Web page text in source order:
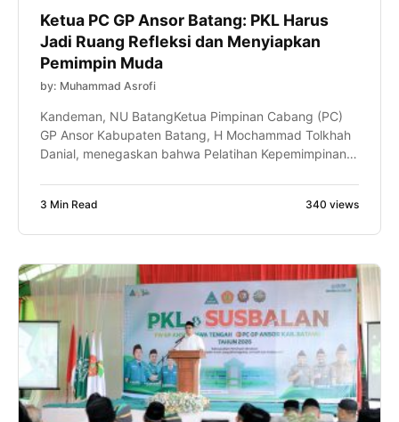
Ketua PC GP Ansor Batang: PKL Harus
Jadi Ruang Refleksi dan Menyiapkan
Pemimpin Muda
by: Muhammad Asrofi
Kandeman, NU BatangKetua Pimpinan Cabang (PC)
GP Ansor Kabupaten Batang, H Mochammad Tolkhah
Danial, menegaskan bahwa Pelatihan Kepemimpinan
intelektual, kepemimpinan, dan kemampuan
pembukaan PKL dan Kursus Banser Lanjutan
(SUSBALAN) Pimpinan […]
3 Min Read 340 views